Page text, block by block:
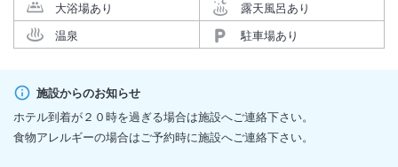
大浴場あり
露天風呂あり
温泉
駐車場あり
施設からのお知らせ
ホテル到着が２０時を過ぎる場合は施設へご連絡下さい。
食物アレルギーの場合はご予約時に施設へご連絡下さい。